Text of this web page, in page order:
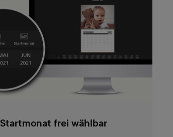
Startmonat frei wählbar